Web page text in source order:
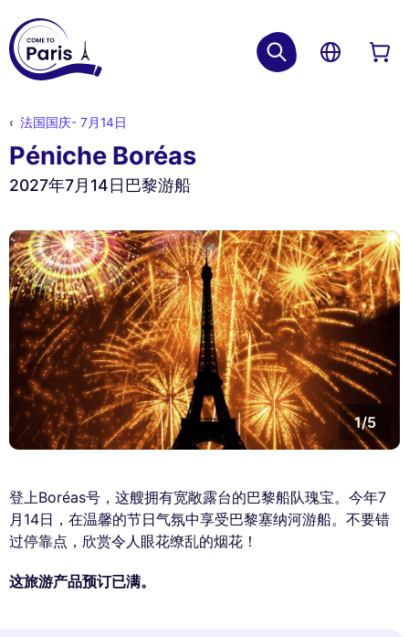
法国国庆- 7月14日
Péniche Boréas
2027年7月14日巴黎游船
1/5
登上Boréas号，这艘拥有宽敞露台的巴黎船队瑰宝。今年7
月14日，在温馨的节日气氛中享受巴黎塞纳河游船。不要错
过停靠点，欣赏令人眼花缭乱的烟花！
这旅游产品预订已满。